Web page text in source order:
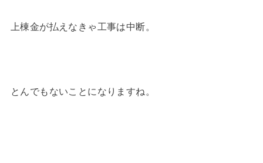
上棟金が払えなきゃ工事は中断。
とんでもないことになりますね。